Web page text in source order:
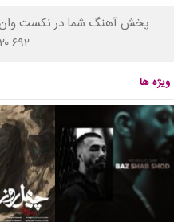
پخش آهنگ شما در نکست وان
۰۹۳۸
ویژه ها